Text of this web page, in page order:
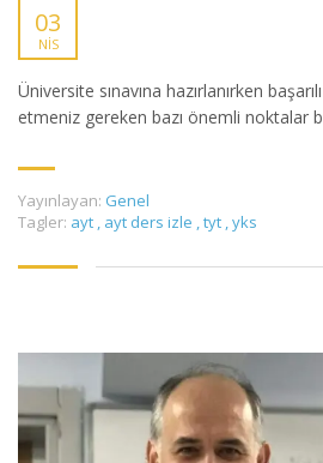
03
NIS
Üniversite sınavına hazırlanırken
etmeniz gereken bazı önemli noktalar
Yayınlayan: Genel
Tagler: ayt , ayt ders izle ,tyt ,yks